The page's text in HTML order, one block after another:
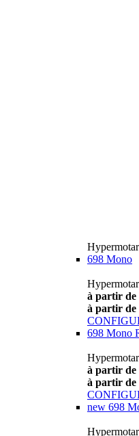
698 Mono
à partir de
à partir de
698 Mono
à partir de
à partir de
new 698